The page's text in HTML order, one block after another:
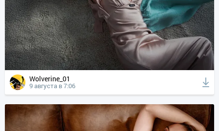
Wolverine_01
9 августа в 7:06